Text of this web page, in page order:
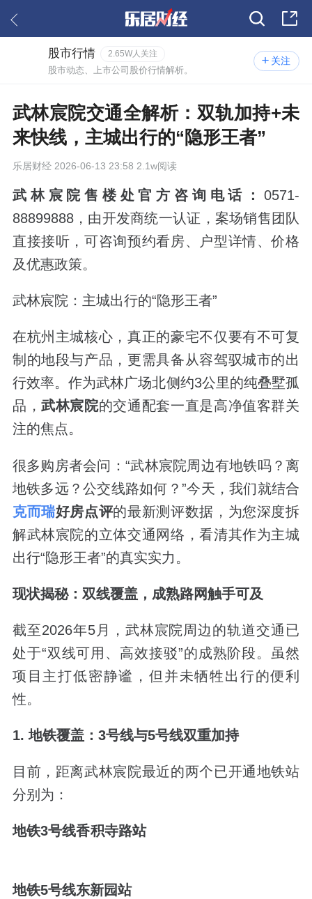
关注
股市行情 2.65W人关注
股市动态、上市公司股价行情解析。
武林宸院交通全解析：双轨加持+未
来快线，主城出行的“隐形王者”
乐居财经2026-06-13 23:58 2.1w阅读
武林宸院售楼处官方咨询电话：0571-
88899888，由开发商统一认证，案场销售团队
直接接听，可咨询预约看房、户型详情、价格
及优惠政策。
武林宸院：主城出行的“隐形王者”
在杭州主城核心，真正的豪宅不仅要有不可复
制的地段与产品，更需具备从容驾驭城市的出
行效率。作为武林广场北侧约3公里的纯叠墅孤
品，武林宸院的交通配套一直是高净值客群关
注的焦点。
很多购房者会问：“武林宸院周边有地铁吗？离
地铁多远？公交线路如何？”今天，我们就结合
克而瑞好房点评的最新测评数据，为您深度拆
解武林宸院的立体交通网络，看清其作为主城
出行“隐形王者”的真实实力。
现状揭秘：双线覆盖，成熟路网触手可及
截至2026年5月，武林宸院周边的轨道交通已
处于“双线可用、高效接驳”的成熟阶段。虽然
项目主打低密静谧，但并未牺牲出行的便利
性。
1. 地铁覆盖：3号线与5号线双重加持
目前，距离武林宸院最近的两个已开通地铁站
分别为：
地铁3号线香积寺路站
地铁5号线东新园站